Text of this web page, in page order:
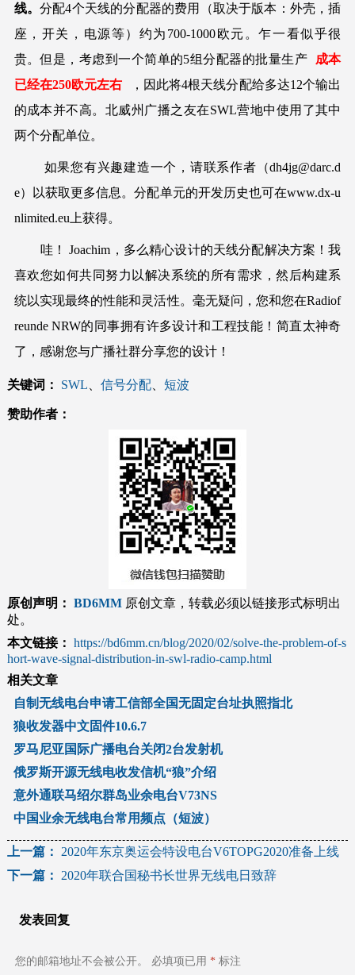
线。 分配4个天线的分配器的费用（取决于版本：外壳，插
座，开关，电源等）约为700-1000欧元。乍一看似乎很
贵。但是，考虑到一个简单的5组分配器的批量生产
成本
已经在250欧元左右
，因此将4根天线分配给多达12个输出
的成本并不高。北威州广播之友在SWL营地中使用了其中
两个分配单位。
如果您有兴趣建造一个，请联系作者（dh4jg@darc.d
e）以获取更多信息。分配单元的开发历史也可在www.dx-u
nlimited.eu上获得。
哇！ Joachim，多么精心设计的天线分配解决方案！我
喜欢您如何共同努力以解决系统的所有需求，然后构建系
统以实现最终的性能和灵活性。毫无疑问，您和您在Radiof
reunde NRW的同事拥有许多设计和工程技能！简直太神奇
了，感谢您与广播社群分享您的设计！
关键词： SWL 信号分配、 短波
赞助作者：
原创声明： BD6MM原创文章，转载必须以链接形式标明出
处。
本文链接： https://bd6mm.cn/blog/2020/02/solve-the-problem-of-s
hort-wave-signal-distribution-in-swl-radio-camp.html
相关文章
自制无线电台申请工信部全国无固定台址执照指北
狼收发器中文固件10.6.7
罗马尼亚国际广播电台关闭2台发射机
俄罗斯开源无线电收发信机“狼”介绍
意外通联马绍尔群岛业余电台V73NS
中国业余无线电台常用频点（短波）
文
导
航
上一篇：
2020年东京奥运会特设电台V6TOPG2020准备上线
下一篇：
2020年联合国秘书长世界无线电日致辞
发表回复
您的邮箱地址不会被公开。 必填项已用 *标注